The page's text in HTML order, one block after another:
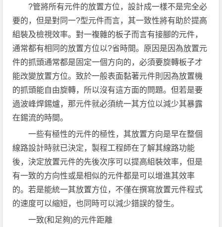
?管將所有元件的放置方位，設計成一樣不是完全必
要的，但是對同一?型元件而言，其一致性將有助於提高
組裝及檢視效率。對一複雜的板子而言有接腳的元件，
通常都有相同的放置方位以?省時間。原因是因為放置元
件的抓頭通常都是固定一個方向的，必須要旋轉板子才
能改變放置方位。致於一般表面黏著元件則因為放置機
的抓頭能自由旋轉，所以沒有這方面的問題。但若是要
過波峰焊錫爐，那元件就必須統一其方位以減少其暴露
在錫流的時間。
一些有極性的元件的極性，其放置方向是早在整個
線路設計時就已決定，製程工程師在了解其線路功能
後，決定放置元件的先後次序可以提高組裝效率，但是
有一致的方向性或是相似的元件都是可以增進其效率
的。若是能統一其放置方位，不僅在撰寫放置元件程式
的速度可以縮短，也同時可以減少錯誤的發生。
一致(和足夠)的元件距離